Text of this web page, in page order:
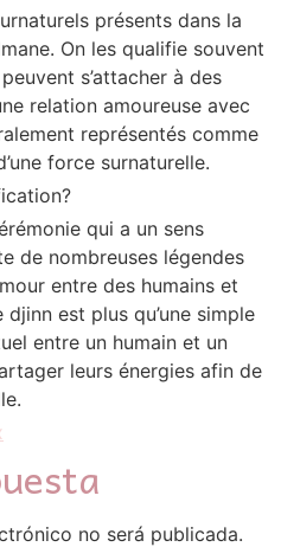
présents dans la
On les qualifie souvent
s’attacher à des
relation amoureuse avec
représentés comme
force surnaturelle.
qui a un sens
de nombreuses légendes
entre des humains et
est plus qu’une simple
entre un humain et un
leurs énergies afin de
no será publicada.